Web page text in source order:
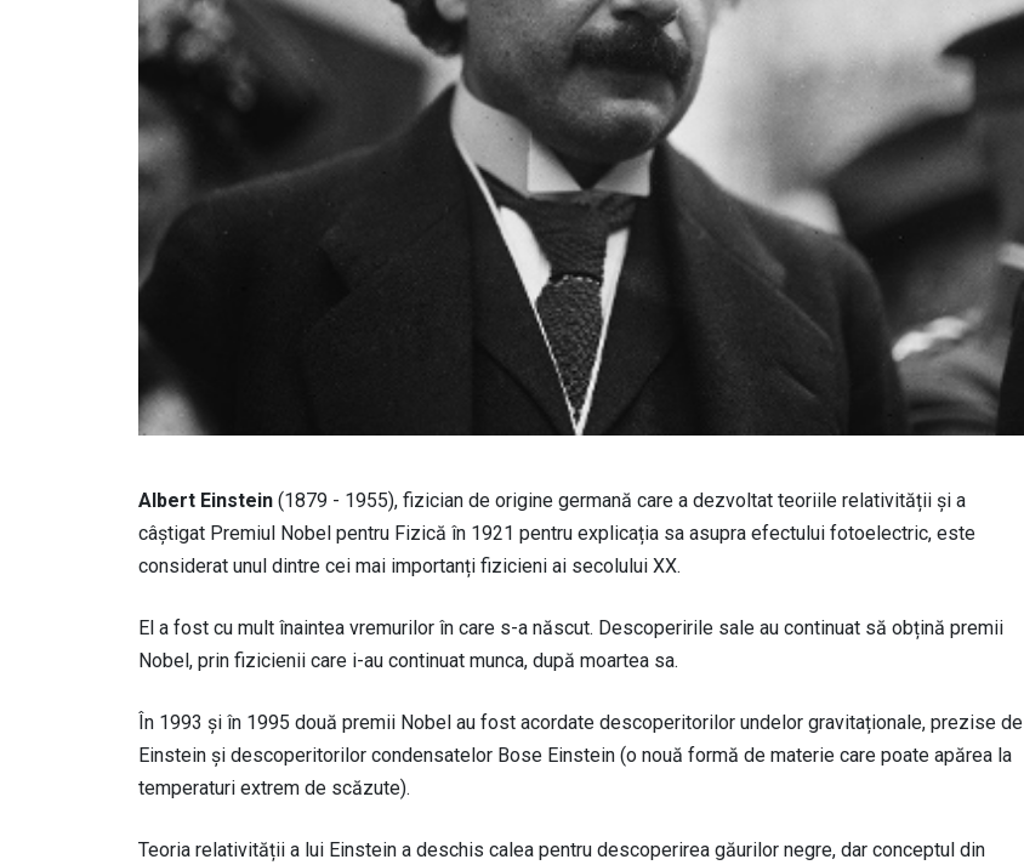
Albert Einstein (1879 - 1955), fizician de origine germană care a dezvoltat teoriile relativității și a
câștigat Premiul Nobel pentru Fizică în 1921 pentru explicația sa asupra efectului fotoelectric, este
considerat unul dintre cei mai importanți fizicieni ai secolului XX.
El a fost cu mult înaintea vremurilor în care s-a născut. Descoperirile sale au continuat să obțină premii
Nobel, prin fizicienii care i-au continuat munca, după moartea sa.
În 1993 și în 1995 două premii Nobel au fost acordate descoperitorilor undelor gravitaționale, prezise de
Einstein și descoperitorilor condensatelor Bose Einstein (o nouă formă de materie care poate apărea la
temperaturi extrem de scăzute).
Teoria relativității a lui Einstein a deschis calea pentru descoperirea găurilor negre, dar conceptul din